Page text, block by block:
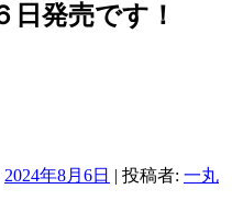
日発売です！
2024年8月6日 | 投稿者: 一丸